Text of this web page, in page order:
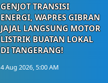
GENJOT TRANSISI
ENERGI, WAPRES GIBRAN
JAJAL LANGSUNG MOTOR
LISTRIK BUATAN LOKAL
DI TANGERANG!
4 Aug 2026, 5:00 AM